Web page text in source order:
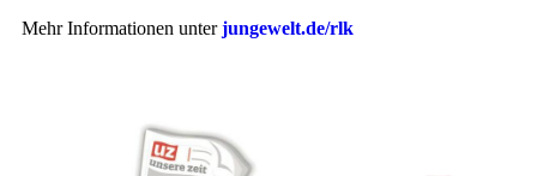
Mehr Informationen unterjungewelt.de/rlk